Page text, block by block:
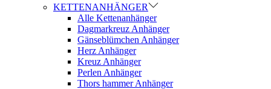
KETTENANHÄNGER
Alle Kettenanhänger
Dagmarkreuz Anhänger
Gänseblümchen Anhänger
Herz Anhänger
Kreuz Anhänger
Perlen Anhänger
Thors hammer Anhänger